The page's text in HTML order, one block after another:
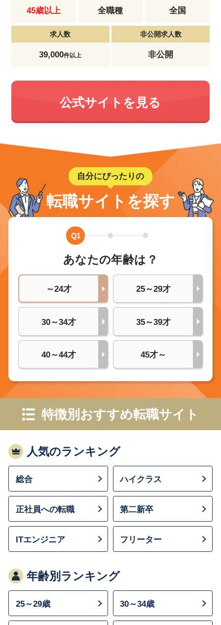
45歳以上 全職種 全国
求人数
39,000件以上
非公開求人数
非公開
公式サイトを見る
自分にぴったりの
転職サイトを探す
Q1
あなたの年齢は？
～24才 25～29才
30～34才 35～39才
40～44才 45才～
特徴別おすすめ転職サイト
人気のランキング
総合 ハイクラス
正社員への転職 第二新卒
ITエンジニア フリーター
年齢別ランキング
25～29歳 30～34歳